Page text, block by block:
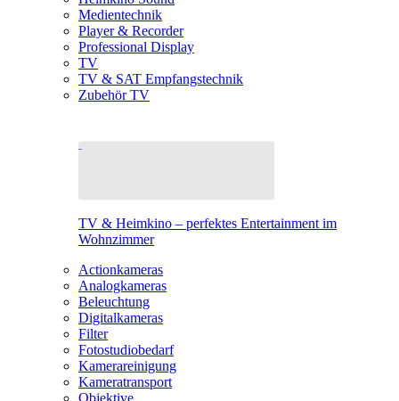
Medientechnik
Player & Recorder
Professional Display
TV
TV & SAT Empfangstechnik
Zubehör TV
TV & Heimkino – perfektes Entertainment im
Wohnzimmer
Actionkameras
Analogkameras
Beleuchtung
Digitalkameras
Filter
Fotostudiobedarf
Kamerareinigung
Kameratransport
Objektive